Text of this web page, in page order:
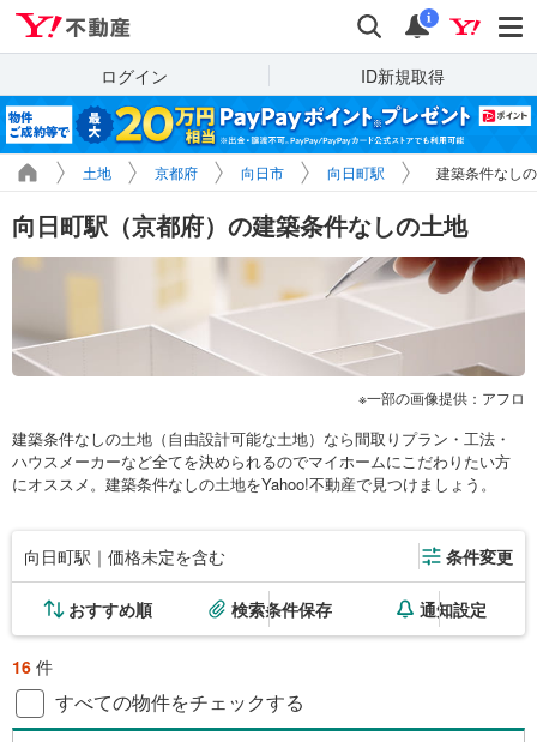
検索 通知
i
ログイン ID新規取得
土地 京都府 向日市 向日町駅 建築条件なし
向日町駅（京都府）の建築条件なしの土地
一部の画像提供：アフロ
建築条件なしの土地（自由設計可能な土地）なら間取りプラン・工法・
ハウスメーカーなど全てを決められるのでマイホームにこだわりたい方
にオススメ。建築条件なしの土地をYahoo!不動産で見つけましょう。
向日町駅｜価格未定を含む 条件変更
おすすめ順 検索条件保存 通知設定
16 件
すべての物件をチェックする